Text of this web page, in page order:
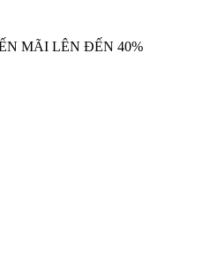
MÃI LÊN ĐẾN 40%